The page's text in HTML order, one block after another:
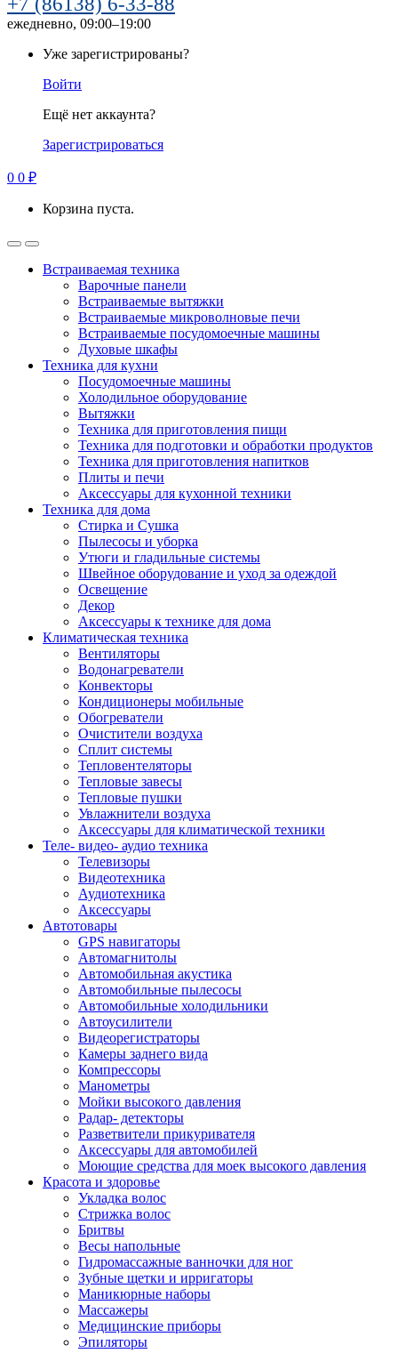
ежедневно, 09:00–19:00
Уже зарегистрированы?
Войти
Ещё нет аккаунта?
Зарегистрироваться
0 0 ₽
Корзина пуста.
Встраиваемая техника
Варочные панели
Встраиваемые вытяжки
Встраиваемые микроволновые печи
Встраиваемые посудомоечные машины
Духовые шкафы
Техника для кухни
Посудомоечные машины
Холодильное оборудование
Вытяжки
Техника для приготовления пищи
Техника для подготовки и обработки продуктов
Техника для приготовления напитков
Плиты и печи
Аксессуары для кухонной техники
Техника для дома
Стирка и Сушка
Пылесосы и уборка
Утюги и гладильные системы
Швейное оборудование и уход за одеждой
Освещение
Декор
Аксессуары к технике для дома
Климатическая техника
Вентиляторы
Водонагреватели
Конвекторы
Кондиционеры мобильные
Обогреватели
Очистители воздуха
Сплит системы
Тепловентеляторы
Тепловые завесы
Тепловые пушки
Увлажнители воздуха
Аксессуары для климатической техники
Теле- видео- аудио техника
Телевизоры
Видеотехника
Аудиотехника
Аксессуары
Автотовары
GPS навигаторы
Автомагнитолы
Автомобильная акустика
Автомобильные пылесосы
Автомобильные холодильники
Автоусилители
Видеорегистраторы
Камеры заднего вида
Компрессоры
Манометры
Мойки высокого давления
Радар- детекторы
Разветвители прикуривателя
Аксессуары для автомобилей
Моющие средства для моек высокого давления
Красота и здоровье
Укладка волос
Стрижка волос
Бритвы
Весы напольные
Гидромассажные ванночки для ног
Зубные щетки и ирригаторы
Маникюрные наборы
Массажеры
Медицинские приборы
Эпиляторы